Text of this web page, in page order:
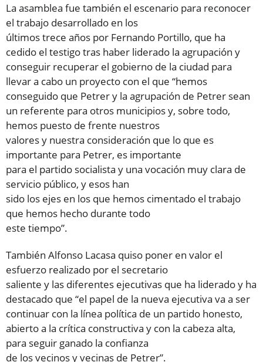
La asamblea fue también el escenario para reconocer
el trabajo desarrollado en los
últimos trece años por Fernando Portillo, que ha
cedido el testigo tras haber liderado la agrupación y
conseguir recuperar el gobierno de la ciudad para
llevar a cabo un proyecto con el que “hemos
conseguido que Petrer y la agrupación de Petrer sean
un referente para otros municipios y, sobre todo,
hemos puesto de frente nuestros
valores y nuestra consideración que lo que es
importante para Petrer, es importante
para el partido socialista y una vocación muy clara de
servicio público, y esos han
sido los ejes en los que hemos cimentado el trabajo
que hemos hecho durante todo
este tiempo”.
También Alfonso Lacasa quiso poner en valor el
esfuerzo realizado por el secretario
saliente y las diferentes ejecutivas que ha liderado y ha
destacado que “el papel de la nueva ejecutiva va a ser
continuar con la línea política de un partido honesto,
abierto a la crítica constructiva y con la cabeza alta,
para seguir ganado la confianza
de los vecinos y vecinas de Petrer”.